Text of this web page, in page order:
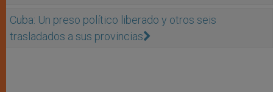
Cuba: Un preso político liberado y otros seis
trasladados a sus provincias